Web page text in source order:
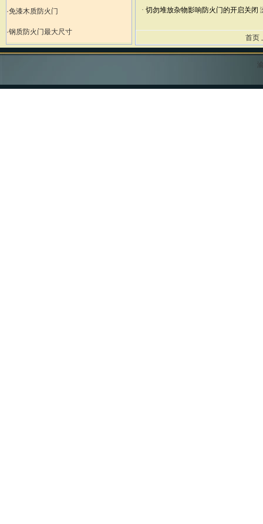
·免漆木质防火门
·钢质防火门最大尺寸
· 切勿堆放杂物影响防火门的开启关闭
首页